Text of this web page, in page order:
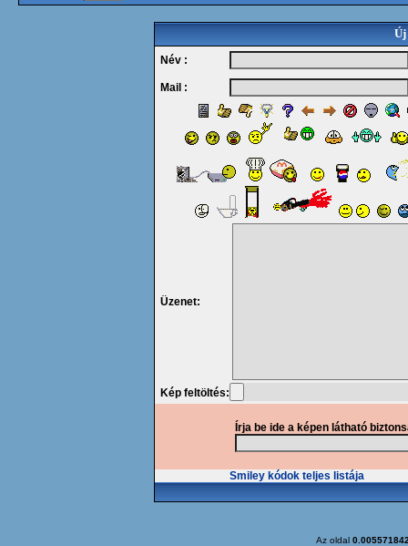
Új
Név :
Mail :
Üzenet:
Kép feltöltés:
Írja be ide a képen látható
Smiley kódok teljes listája
Az oldal